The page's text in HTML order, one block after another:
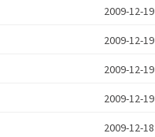
2009-12-
2009-12-
2009-12-
2009-12-
2009-12-